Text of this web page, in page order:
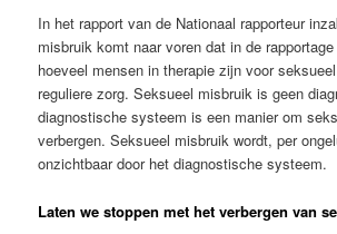
In het rapport van de Nationaal rapporteur
misbruik komt naar voren dat in de
hoeveel mensen in therapie zijn voor
reguliere zorg. Seksueel misbruik is geen
diagnostische systeem is een manier om
verbergen. Seksueel misbruik wordt, per
onzichtbaar door het diagnostische systeem.
Laten we stoppen met het verbergen van